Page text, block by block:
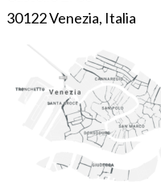
30122 Venezia, Italia